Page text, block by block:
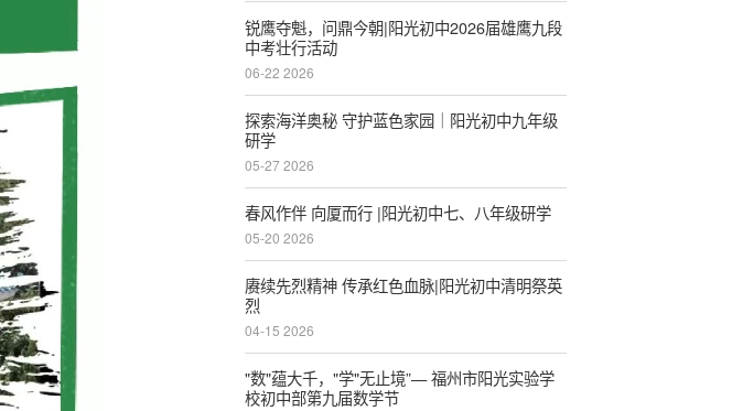
锐鹰夺魁，问鼎今朝|阳光初中2026届雄鹰九段
中考壮行活动
06-22 2026
探索海洋奥秘 守护蓝色家园｜阳光初中九年级
研学
05-27 2026
春风作伴 向厦而行 |阳光初中七、八年级研学
05-20 2026
赓续先烈精神 传承红色血脉|阳光初中清明祭英
烈
04-15 2026
"数"蕴大千，"学"无止境”— 福州市阳光实验学
校初中部第九届数学节